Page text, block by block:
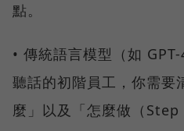
點。
• 傳統語言模型（如
聽話的初階員工，你需要
麼」以及「怎麼做（Step